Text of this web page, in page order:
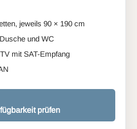
jeweils 90 × 190 cm
und WC
mit SAT-Empfang
prüfen